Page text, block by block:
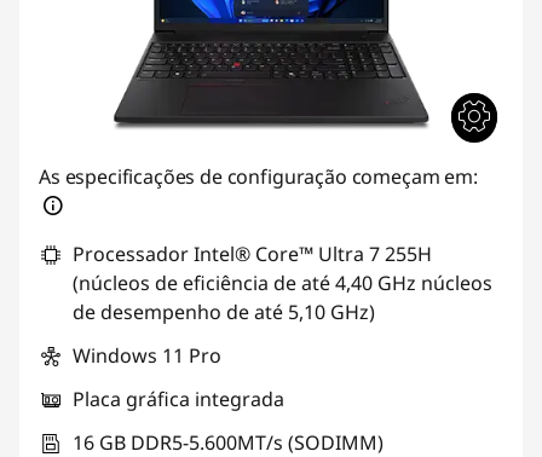
As especificações de configuração começam em:
Processador Intel® Core™ Ultra 7 255H
(núcleos de eficiência de até 4,40 GHz núcleos
de desempenho de até 5,10 GHz)
Windows 11 Pro
Placa gráfica integrada
16 GB DDR5-5.600MT/s (SODIMM)